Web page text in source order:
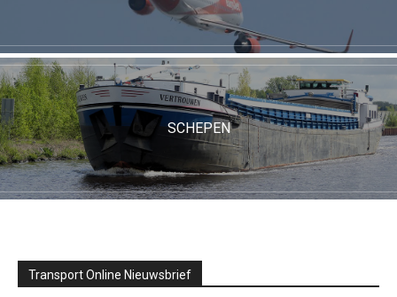
SCHEPEN
Transport Online Nieuwsbrief